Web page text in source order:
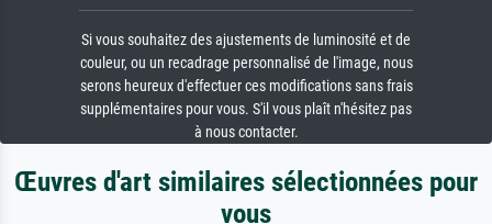
Si vous souhaitez des ajustements de luminosité et de
couleur, ou un recadrage personnalisé de l'image, nous
serons heureux d'effectuer ces modifications sans frais
supplémentaires pour vous. S'il vous plaît n'hésitez pas
à nous contacter.
Œuvres d'art similaires sélectionnées pour
vous